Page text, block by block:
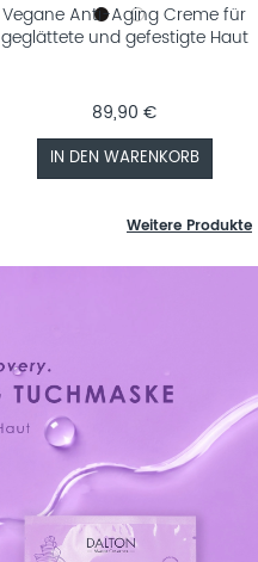
Vegane Anti-Aging Creme für
geglättete und gefestigte Haut
89,90 €
IN DEN WARENKORB
Weitere Produkte